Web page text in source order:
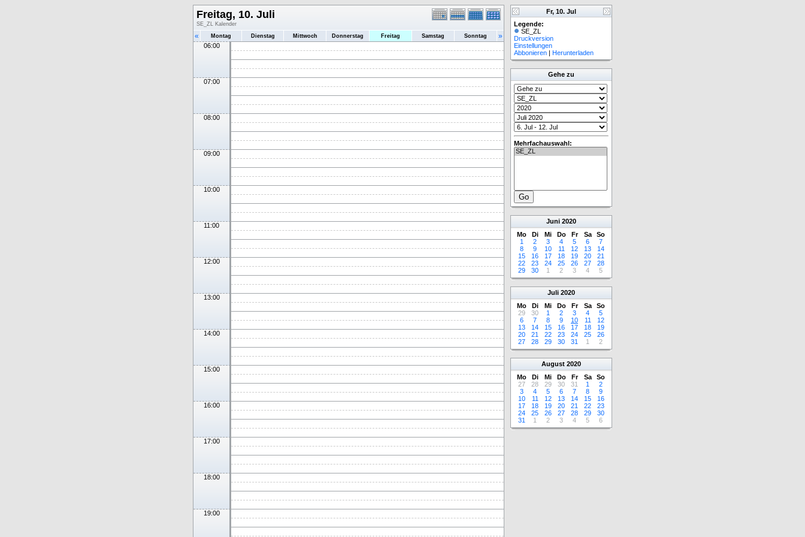
Freitag, 10. Juli
SE_ZL Kalender
« Montag Dienstag Mittwoch Donnerstag Freitag Samstag Sonntag »
06:00
07:00
08:00
09:00
10:00
11:00
12:00
13:00
14:00
15:00
16:00
17:00
18:00
19:00
Fr, 10. Jul
Legende:
SE_ZL
Druckversion
Einstellungen
Abbonieren | Herunterladen
Gehe zu
Mehrfachauswahl:
Juni 2020
Mo
Di Mi Do Fr Sa
So
1
2 3 4 5 6
7
8
9 10 11 12 13
14
15
16 17 18 19 20
21
22
23 24 25 26 27
28
29
30 1 2 3 4 5
Juli 2020
Mo
Di Mi Do Fr Sa
So
29
30 1 2 3 4
5
6
7 8 9 10 11
12
13
14 15 16 17 18
19
20
21 22 23 24 25
26
27
28 29 30 31 1 2
August 2020
Mo
Di Mi Do Fr Sa
So
27
28 29 30 31 1
2
3
4 5 6 7 8
9
10
11 12 13 14 15
16
17
18 19 20 21 22
23
24
25 26 27 28 29
30
31
1 2 3 4 5 6